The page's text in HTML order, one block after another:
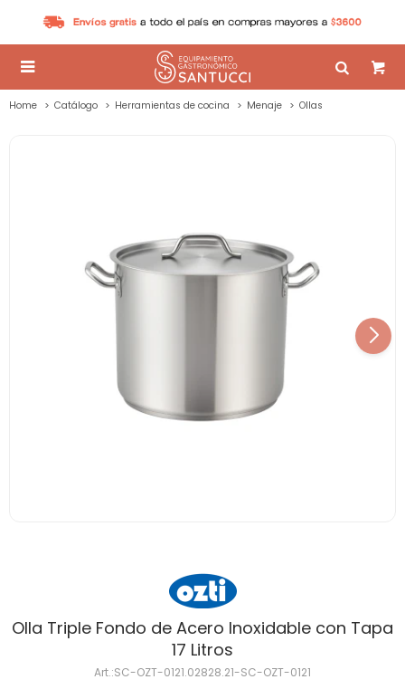

Home Catálogo Herramientas de cocina Menaje Ollas
Olla Triple Fondo de Acero Inoxidable con Tapa
17 Litros
SC-OZT-0121.02828.21-SC-OZT-0121